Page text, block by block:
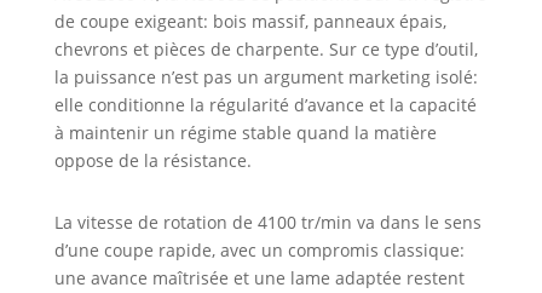
de coupe exigeant: bois massif, panneaux épais,
chevrons et pièces de charpente. Sur ce type d’outil,
la puissance n’est pas un argument marketing isolé:
elle conditionne la régularité d’avance et la capacité
à maintenir un régime stable quand la matière
oppose de la résistance.
La vitesse de rotation de 4100 tr/min va dans le sens
d’une coupe rapide, avec un compromis classique:
une avance maîtrisée et une lame adaptée restent